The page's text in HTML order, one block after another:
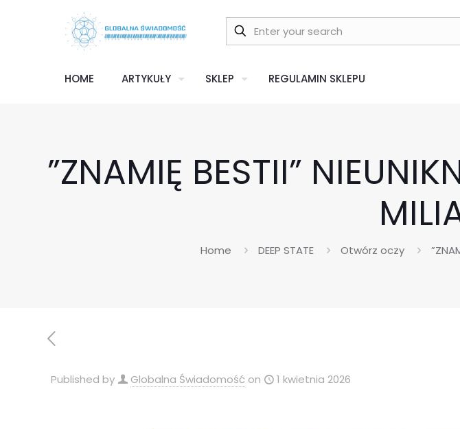
HOME ARTYKUŁY SKLEP REGULAMIN SKLEPU
”ZNAMIĘ BESTII”
Home DEEP STATE Otwórz oczy
Published by Globalna Świadomość on 1 kwietnia 2026